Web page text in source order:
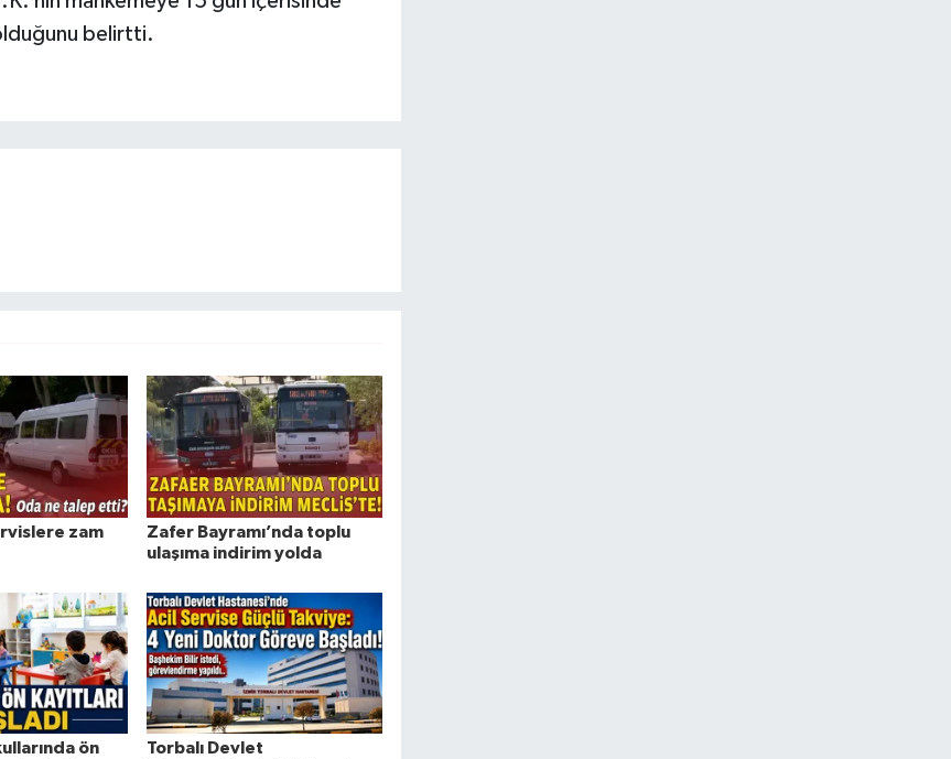
belirtti.
zam
Zafer Bayramı’nda toplu
ulaşıma indirim yolda
ön
Torbalı Devlet